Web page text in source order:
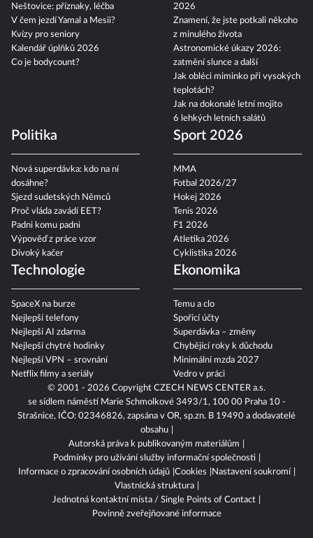
Neštovice: příznaky, léčba
V čem jezdí Yamal a Mesii?
Kvízy pro seniory
Kalendář úplňků 2026
Co je bodycount?
2026
Znamení, že jste potkali někoho
z minulého života
Astronomické úkazy 2026:
zatmění slunce a další
Jak obléci miminko při vysokých
teplotách?
Jak na dokonalé letní mojito
6 lehkých letních salátů
Politika
Nová superdávka: kdo na ní
dosáhne?
Sjezd sudetských Němců
Proč vláda zavádí EET?
Padni komu padni
Výpověď z práce vzor
Divoký kačer
Sport 2026
MMA
Fotbal 2026/27
Hokej 2026
Tenis 2026
F1 2026
Atletika 2026
Cyklistika 2026
Technologie
SpaceX na burze
Nejlepší telefony
Nejlepší AI zdarma
Nejlepší chytré hodinky
Nejlepší VPN – srovnání
Netflix filmy a seriály
Ekonomika
Temu a clo
Spořicí účty
Superdávka – změny
Chybějící roky k důchodu
Minimální mzda 2027
Vedro v práci
© 2001 - 2026 Copyright CZECH NEWS CENTER a.s.
se sídlem náměstí Marie Schmolkové 3493/1, 100 00 Praha 10 -
Strašnice, IČO: 02346826, zapsána v OR, sp.zn. B 19490 a dodavatelé
obsahu
Autorská práva k publikovaným materiálům
Podmínky pro užívání služby informační společnosti
Informace o zpracování osobních údajů Cookies
Nastavení soukromí
Vlastnická struktura
Jednotná kontaktní místa / Single Points of Contact
Povinně zveřejňované informace